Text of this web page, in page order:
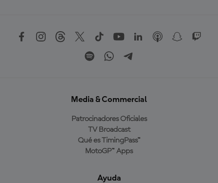
Media & Commercial
Patrocinadores Oficiales
TV Broadcast
Qué es TimingPass™
MotoGP™ Apps
Ayuda